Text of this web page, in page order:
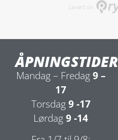
ÅPNINGSTIDER
Mandag – Fredag9 –
17
Torsdag9 -17
Lørdag9 -14